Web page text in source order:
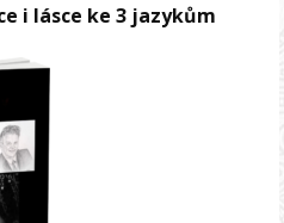
i lásce ke 3 jazykům